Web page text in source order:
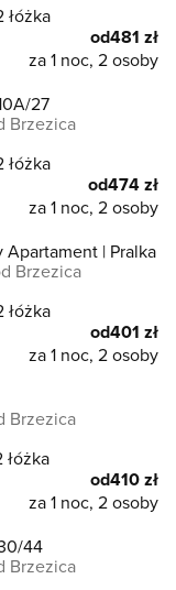
łóżka
od481 zł
za 1 noc, 2 osoby
27
Brzezica
łóżka
od474 zł
za 1 noc, 2 osoby
| Pralka
Brzezica
łóżka
od401 zł
za 1 noc, 2 osoby
Brzezica
łóżka
od410 zł
za 1 noc, 2 osoby
44
Brzezica